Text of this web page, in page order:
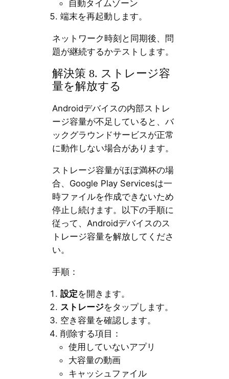
自動タイムゾーン
端末を再起動します。
ネットワーク時刻と同期後、問
題が継続するかテストします。
解決策 8. ストレージ容
量を解放する
Androidデバイスの内部ストレ
ージ容量が不足していると、バ
ックグラウンドサービスが正常
に動作しない場合があります。
ストレージ容量がほぼ満杯の場
合、Google Play Servicesは一
時ファイルを作成できないため
停止し続けます。以下の手順に
従って、Androidデバイスのス
トレージ容量を解放してくださ
い。
手順：
設定を開きます。
ストレージをタップします。
空き容量を確認します。
削除する項目：
使用していないアプリ
大容量の動画
キャッシュファイル